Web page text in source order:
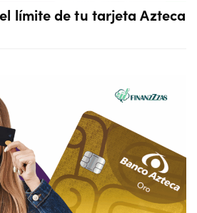
límite de tu tarjeta Azteca